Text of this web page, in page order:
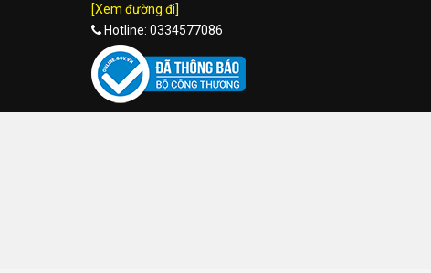
[Xem đường đi]
Hotline: 0334577086